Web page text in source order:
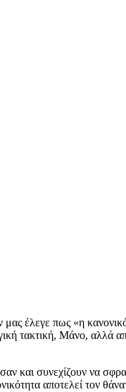
πως «η
τακτική, Μάνο, αλλά
συνεχίζουν να
αποτελεί τον